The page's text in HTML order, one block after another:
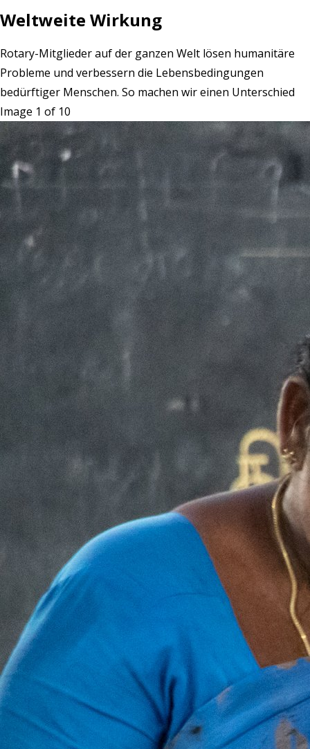
Weltweite Wirkung
Rotary-Mitglieder auf der ganzen Welt lösen humanitäre
Probleme und verbessern die Lebensbedingungen
bedürftiger Menschen. So machen wir einen Unterschied
Image 1 of 10